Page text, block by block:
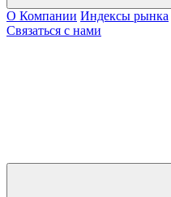
О Компании Индексы рынка
Связаться с нами